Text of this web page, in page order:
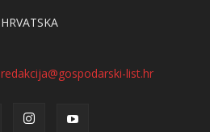
HRVATSKA
redakcija@gospodarski-list.hr